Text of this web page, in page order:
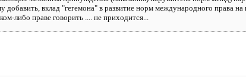
добавить, вклад "гегемона" в развитие норм международного права
либо праве говорить .... не приходится...